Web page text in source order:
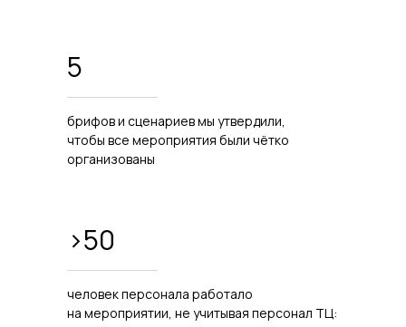
5
брифов и сценариев мы утвердили,
чтобы все мероприятия были чётко
организованы
>50
человек персонала работало
на мероприятии, не учитывая персонал ТЦ: